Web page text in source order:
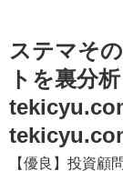
ステマそ
トを裏分
【優良】投資顧